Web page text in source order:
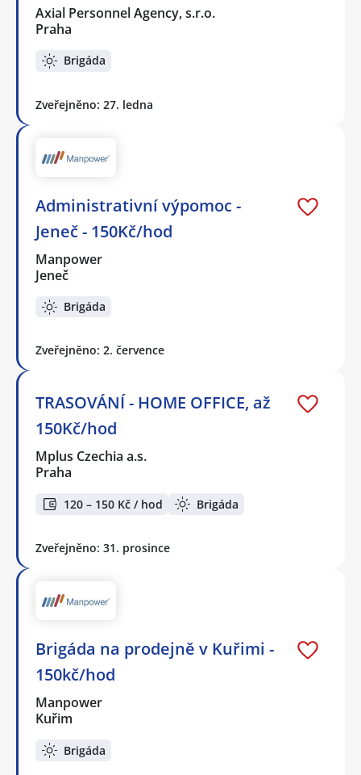
Axial Personnel Agency, s.r.o.
Praha
Brigáda
Zveřejněno: 27. ledna
Administrativní výpomoc -
Jeneč - 150Kč/hod
Manpower
Jeneč
Brigáda
Zveřejněno: 2. července
TRASOVÁNÍ - HOME OFFICE, až
150Kč/hod
Mplus Czechia a.s.
Praha
120 – 150 Kč / hod Brigáda
Zveřejněno: 31. prosince
Brigáda na prodejně v Kuřimi -
150kč/hod
Manpower
Kuřim
Brigáda